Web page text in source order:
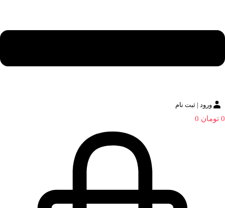
ورود | ثبت نام
0 تومان 0